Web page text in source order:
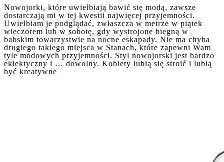
Nowojorki, które uwielbiają bawić się modą, zawsze
dostarczają mi w tej kwestii najwięcej przyjemności.
Uwielbiam je podglądać, zwłaszcza w metrze w piątek
wieczorem lub w sobotę, gdy wystrojone biegną w
babskim towarzystwie na nocne eskapady. Nie ma chyba
drugiego takiego miejsca w Stanach, które zapewni Wam
tyle modowych przyjemności. Styl nowojorski jest bardzo
eklektyczny i … dowolny. Kobiety lubią się stroić i lubią
być kreatywne